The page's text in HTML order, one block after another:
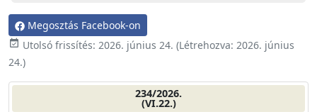
Megosztás Facebook-on
event_available Utolsó frissítés: 2026. június 24. (Létrehozva: 2026. június
24.)
234/2026.
(VI.22.)